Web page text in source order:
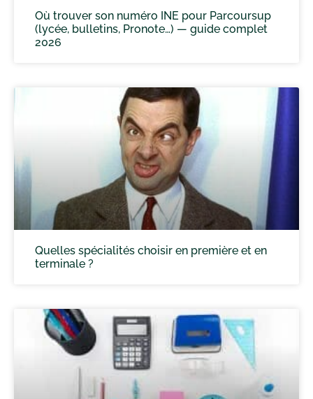
Où trouver son numéro INE pour Parcoursup
(lycée, bulletins, Pronote…) — guide complet
2026
Quelles spécialités choisir en première et en
terminale ?